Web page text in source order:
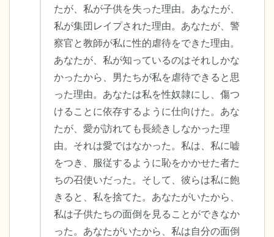
たが、私が子供を失った理由。あなたが、
私が集団レイプされた理由。あなたが、警
察官と教師が私に性的虐待をできた理由。
あなたが、私が知っているのはそれしかな
かったから、男たちが私を虐待できると思
った理由。あなたは私を性奴隷にし、傷つ
けることに依存するように仕向けた。あな
たが、愛が訪れても長続きしなかった理
由。それは愛ではなかった。私は、私に嘘
をつき、服従するように恥をかかせた者た
ちの召使いだった。そして、彼らは私に飽
きると、私を捨てた。あなたがいたから、
私は子供たちの面倒を見ることができなか
った。あなたがいたから、私は自分の面倒